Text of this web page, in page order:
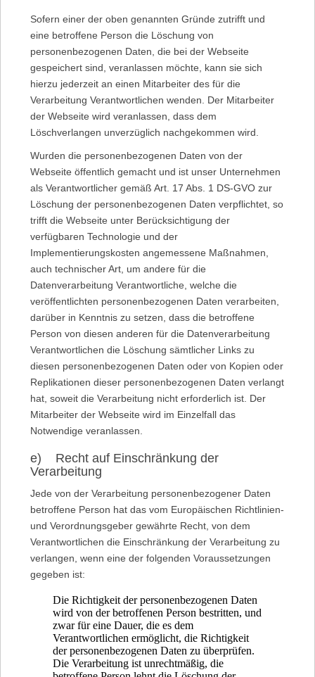
Sofern einer der oben genannten Gründe zutrifft und
eine betroffene Person die Löschung von
personenbezogenen Daten, die bei der Webseite
gespeichert sind, veranlassen möchte, kann sie sich
hierzu jederzeit an einen Mitarbeiter des für die
Verarbeitung Verantwortlichen wenden. Der Mitarbeiter
der Webseite wird veranlassen, dass dem
Löschverlangen unverzüglich nachgekommen wird.
Wurden die personenbezogenen Daten von der
Webseite öffentlich gemacht und ist unser Unternehmen
als Verantwortlicher gemäß Art. 17 Abs. 1 DS-GVO zur
Löschung der personenbezogenen Daten verpflichtet, so
trifft die Webseite unter Berücksichtigung der
verfügbaren Technologie und der
Implementierungskosten angemessene Maßnahmen,
auch technischer Art, um andere für die
Datenverarbeitung Verantwortliche, welche die
veröffentlichten personenbezogenen Daten verarbeiten,
darüber in Kenntnis zu setzen, dass die betroffene
Person von diesen anderen für die Datenverarbeitung
Verantwortlichen die Löschung sämtlicher Links zu
diesen personenbezogenen Daten oder von Kopien oder
Replikationen dieser personenbezogenen Daten verlangt
hat, soweit die Verarbeitung nicht erforderlich ist. Der
Mitarbeiter der Webseite wird im Einzelfall das
Notwendige veranlassen.
e) Recht auf Einschränkung der
Verarbeitung
Jede von der Verarbeitung personenbezogener Daten
betroffene Person hat das vom Europäischen Richtlinien-
und Verordnungsgeber gewährte Recht, von dem
Verantwortlichen die Einschränkung der Verarbeitung zu
verlangen, wenn eine der folgenden Voraussetzungen
gegeben ist:
Die Richtigkeit der personenbezogenen Daten
wird von der betroffenen Person bestritten, und
zwar für eine Dauer, die es dem
Verantwortlichen ermöglicht, die Richtigkeit
der personenbezogenen Daten zu überprüfen.
Die Verarbeitung ist unrechtmäßig, die